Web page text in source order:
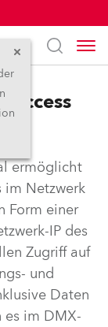
Access
ermöglicht
im Netzwerk
Form einer
IP des
Zugriff auf
und
Daten
es im DMX-